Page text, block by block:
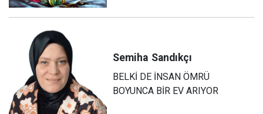
Semiha Sandıkçı
BELKİ DE İNSAN ÖMRÜ
BOYUNCA BİR EV ARIYOR